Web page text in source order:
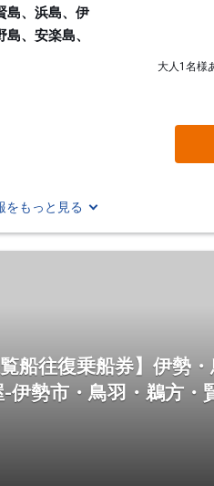
島、浜島、伊
、安楽島、
大人1名様
をもっと見る
船往復乗船券】伊勢
勢市・鳥羽・鵜方・